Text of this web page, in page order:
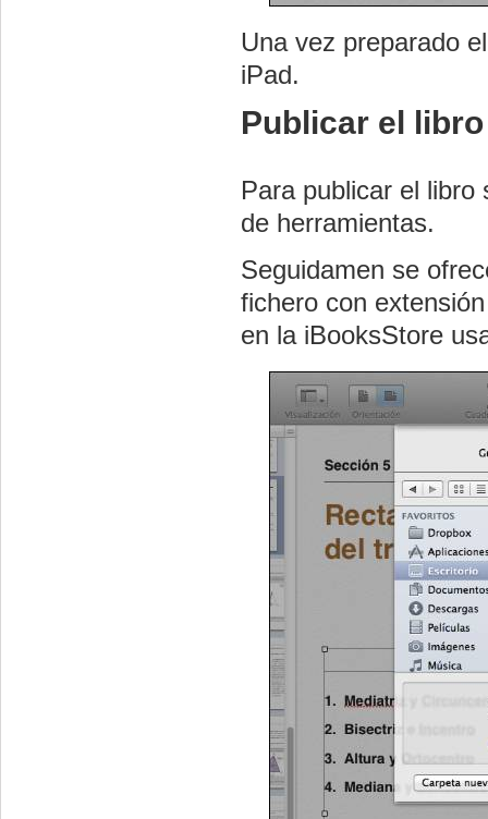
Una vez preparado
iPad.
Publicar el libro
Para publicar el
de herramientas.
Seguidamen se
fichero con
en la iBooksStore